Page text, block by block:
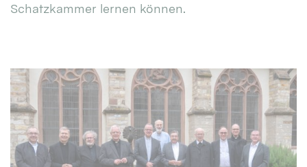
Schatzkammer lernen können.